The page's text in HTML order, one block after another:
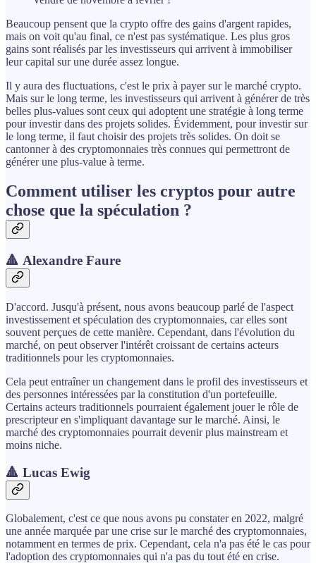
Beaucoup pensent que la crypto offre des gains d'argent rapides,
mais on voit qu'au final, ce n'est pas systématique. Les plus gros
gains sont réalisés par les investisseurs qui arrivent à immobiliser
leur capital sur une durée assez longue.
Il y aura des fluctuations, c'est le prix à payer sur le marché crypto.
Mais sur le long terme, les investisseurs qui arrivent à générer de très
belles plus-values sont ceux qui adoptent une stratégie à long terme
pour investir dans des projets solides. Évidemment, pour investir sur
le long terme, il faut choisir des projets très solides. On doit se
cantonner à des cryptomonnaies très connues qui permettront de
générer une plus-value à terme.
Comment utiliser les cryptos pour autre
chose que la spéculation ?
🔺 Alexandre Faure
D'accord. Jusqu'à présent, nous avons beaucoup parlé de l'aspect
investissement et spéculation des cryptomonnaies, car elles sont
souvent perçues de cette manière. Cependant, dans l'évolution du
marché, on peut observer l'intérêt croissant de certains acteurs
traditionnels pour les cryptomonnaies.
Cela peut entraîner un changement dans le profil des investisseurs et
des personnes intéressées par la constitution d'un portefeuille.
Certains acteurs traditionnels pourraient également jouer le rôle de
prescripteur en s'impliquant davantage sur le marché. Ainsi, le
marché des cryptomonnaies pourrait devenir plus mainstream et
moins niche.
🔺 Lucas Ewig
Globalement, c'est ce que nous avons pu constater en 2022, malgré
une année marquée par une crise sur le marché des cryptomonnaies,
notamment en termes de prix. Cependant, cela n'a pas été le cas pour
l'adoption des cryptomonnaies qui n'a pas du tout été en crise.